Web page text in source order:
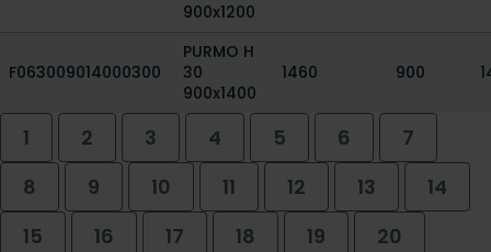
900x1200
F063009014000300
PURMO H
30
900x1400
1460 900
1 2 3 4 5 6
7
8
9 10 11 12 13
14
15
16 17 18 19
20